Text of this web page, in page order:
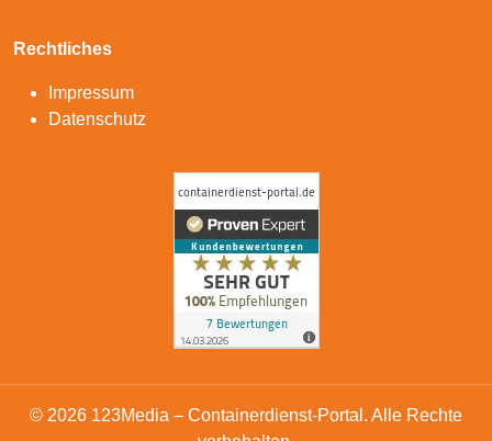
Rechtliches
Impressum
Datenschutz
© 2026 123Media – Containerdienst-Portal. Alle Rechte